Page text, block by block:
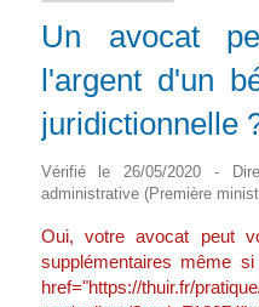
Un avocat
l'argent d'un
juridictionnelle
Vérifié le 26/05/2020 -
administrative (Première
Oui, votre avocat peut
supplémentaires même
href="https://thuir.fr/